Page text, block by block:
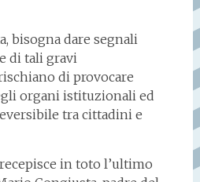
bisogna dare segnali
di tali gravi
di provocare
organi istituzionali ed
tra cittadini e
in toto l’ultimo